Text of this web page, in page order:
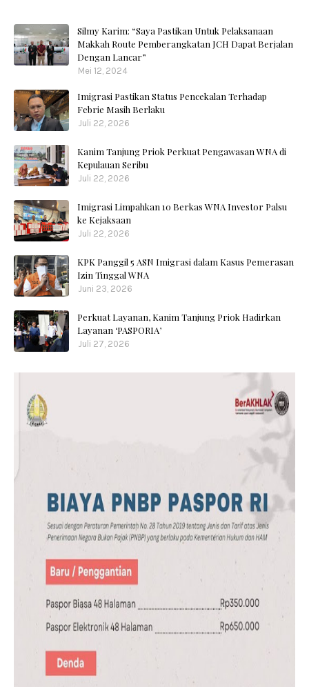
Silmy Karim: “Saya Pastikan Untuk Pelaksanaan
Makkah Route Pemberangkatan JCH Dapat Berjalan
Dengan Lancar”
Mei 12, 2024
Imigrasi Pastikan Status Pencekalan Terhadap
Febrie Masih Berlaku
Juli 22, 2026
Kanim Tanjung Priok Perkuat Pengawasan WNA di
Kepulauan Seribu
Juli 22, 2026
Imigrasi Limpahkan 10 Berkas WNA Investor Palsu
ke Kejaksaan
Juli 22, 2026
KPK Panggil 5 ASN Imigrasi dalam Kasus Pemerasan
Izin Tinggal WNA
Juni 23, 2026
Perkuat Layanan, Kanim Tanjung Priok Hadirkan
Layanan ‘PASPORIA’
Juli 27, 2026